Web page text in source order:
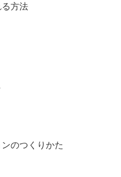
方法
のつくりかた